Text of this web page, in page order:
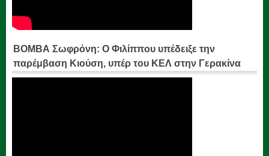
ΒΟΜΒΑ Σωφρόνη: Ο Φιλίππου υπέδειξε την
παρέμβαση Κιούση, υπέρ του ΚΕΛ στην Γερακίνα